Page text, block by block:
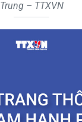
Trung – TTXVN